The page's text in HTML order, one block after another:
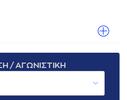
/ ΑΓΩΝΙΣΤΙΚΗ